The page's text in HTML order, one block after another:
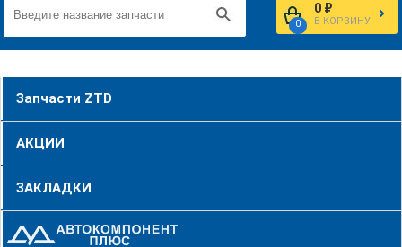
0
0 ₽
В КОРЗИНУ
Запчасти ZTD
АКЦИИ
ЗАКЛАДКИ